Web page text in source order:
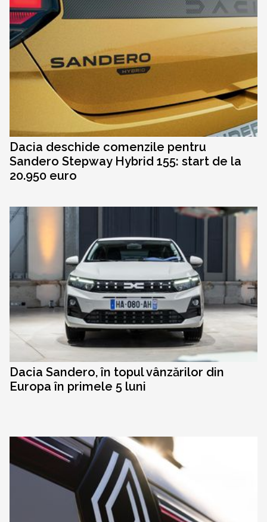
Dacia deschide comenzile pentru
Sandero Stepway Hybrid 155: start de la
20.950 euro
Dacia Sandero, în topul vânzărilor din
Europa în primele 5 luni